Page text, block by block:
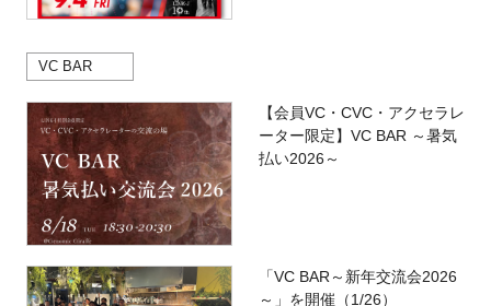
VC BAR
【会員VC・CVC・アクセラレ
ーター限定】VC BAR ～暑気
払い2026～
「VC BAR～新年交流会2026
～」を開催（1/26）